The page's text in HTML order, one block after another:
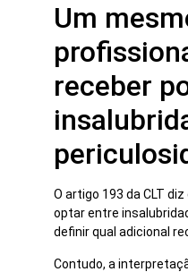
Um
receber
O artigo 193 da CLT
optar entre
definir qual adicional
Contudo, a